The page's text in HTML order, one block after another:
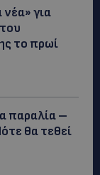
για
το πρωί
παραλία –
θα τεθεί